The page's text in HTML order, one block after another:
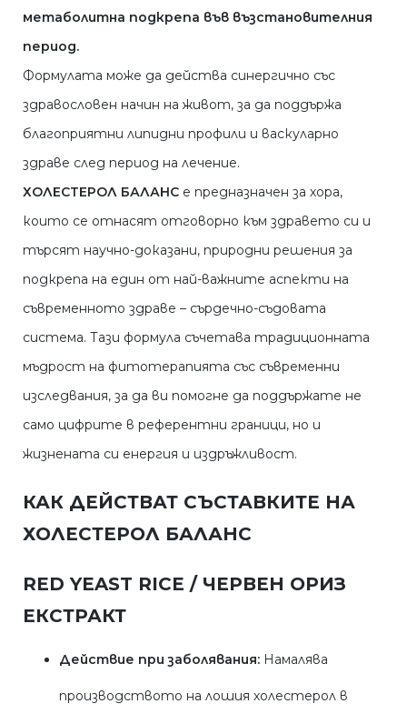
метаболитна подкрепа във възстановителния
период.
Формулата може да действа синергично със
здравословен начин на живот, за да поддържа
благоприятни липидни профили и васкуларно
здраве след период на лечение.
ХОЛЕСТЕРОЛ БАЛАНС е предназначен за хора,
които се отнасят отговорно към здравето си и
търсят научно-доказани, природни решения за
подкрепа на един от най-важните аспекти на
съвременното здраве – сърдечно-съдовата
система. Тази формула съчетава традиционната
мъдрост на фитотерапията със съвременни
изследвания, за да ви помогне да поддържате не
само цифрите в референтни граници, но и
жизнената си енергия и издръжливост.
КАК ДЕЙСТВАТ СЪСТАВКИТЕ НА
ХОЛЕСТЕРОЛ БАЛАНС
RED YEAST RICE / ЧЕРВЕН ОРИЗ
ЕКСТРАКТ
Действие при заболявания: Намалява
производството на лошия холестерол в